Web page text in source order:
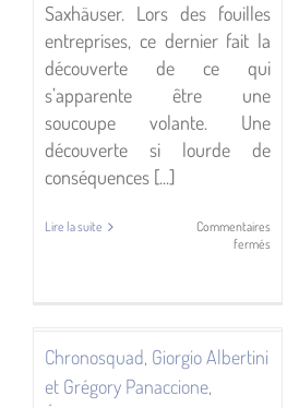
Saxhäuser. Lors des fouilles
entreprises, ce dernier fait la
découverte de ce qui
s’apparente être une
soucoupe volante. Une
découverte si lourde de
conséquences [...]
Lire la suite
Commentaires
ferméssur
Chronosquad, Giorgio Albertini
et Grégory Panaccione,